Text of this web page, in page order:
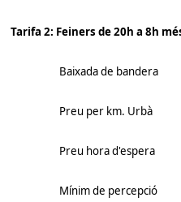
Tarifa 2: Feiners de 20h a 8h
Baixada de bandera
Preu per km. Urbà
Preu hora d'espera
Mínim de percepció